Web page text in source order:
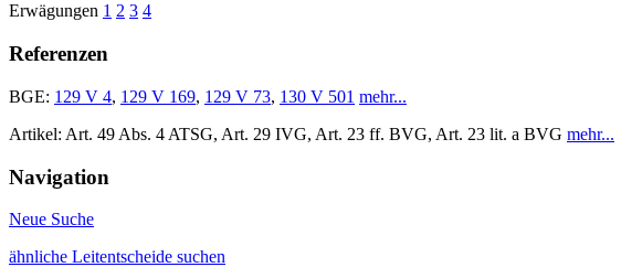
Erwägungen 1 2 3 4
Referenzen
BGE: 129 V 4, 129 V 169, 129 V 73, 130 V 501 mehr...
Artikel: Art. 49 Abs. 4 ATSG, Art. 29 IVG, Art. 23 ff. BVG, Art. 23 lit. a BVG mehr...
Navigation
Neue Suche
ähnliche Leitentscheide suchen